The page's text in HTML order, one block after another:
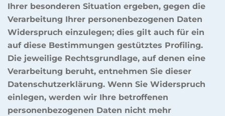
Ihrer besonderen Situation ergeben, gegen die
Verarbeitung Ihrer personenbezogenen Daten
Widerspruch einzulegen; dies gilt auch für ein
auf diese Bestimmungen gestütztes Profiling.
Die jeweilige Rechtsgrundlage, auf denen eine
Verarbeitung beruht, entnehmen Sie dieser
Datenschutzerklärung. Wenn Sie Widerspruch
einlegen, werden wir Ihre betroffenen
personenbezogenen Daten nicht mehr